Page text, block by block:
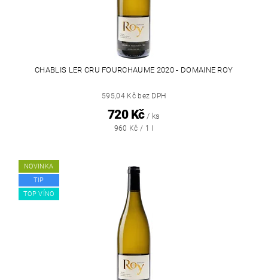
CHABLIS LER CRU FOURCHAUME 2020 - DOMAINE ROY
595,04 Kč bez DPH
720 Kč / ks
960 Kč / 1 l
NOVINKA
TIP
TOP VÍNO